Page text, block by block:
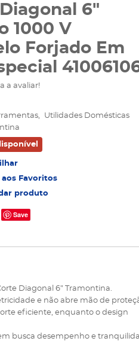
6"
1000 V
Forjado Em
a avaliar!
Utilidades Domésticas
Favoritos
produto
Save
Diagonal 6” Tramontina.
e não abre mão de
eficiente, enquanto o design
busca desempenho e